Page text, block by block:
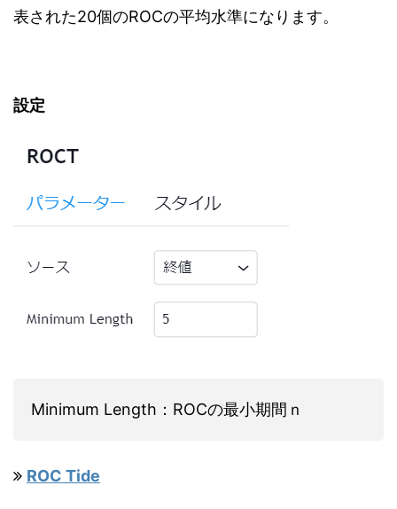
表された20個のROCの平均水準になります。
設定
Minimum Length：ROCの最小期間ｎ
ROC Tide